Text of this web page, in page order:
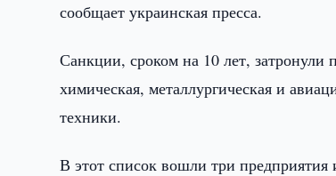
сообщает украинская пресса.
Санкции, сроком на 10 лет, затронули
химическая, металлургическая и
техники.
В этот список вошли три предприятия